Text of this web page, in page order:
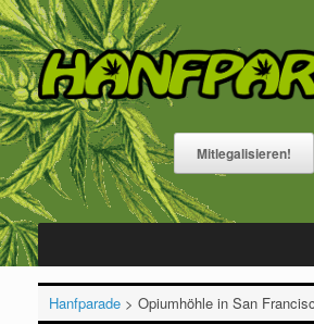
Zum
Inhalt
springen
Mitlegalisieren!
Hanfparade> Opiumhöhle in San